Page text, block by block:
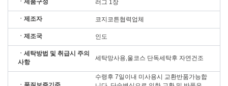
러그 1장
ㆍ제조자 코지코튼협력업체
ㆍ제조국 인도
ㆍ세탁방법 및 취급시 주의
사항
세탁망사용,울코스 단독세탁후 자연건조
수령후 7일이내 미사용시 교환반품가능합